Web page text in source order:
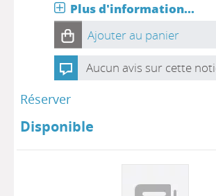
Plus d'information...
Ajouter au panier
Aucun avis sur cette
Réserver
Disponible